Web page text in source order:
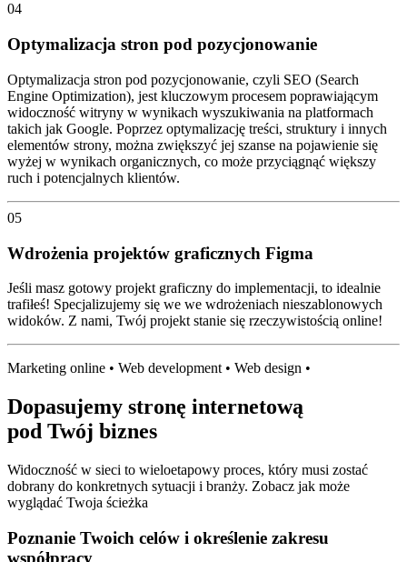
04
Optymalizacja stron pod pozycjonowanie
Optymalizacja stron pod pozycjonowanie, czyli SEO (Search
Engine Optimization), jest kluczowym procesem poprawiającym
widoczność witryny w wynikach wyszukiwania na platformach
takich jak Google. Poprzez optymalizację treści, struktury i innych
elementów strony, można zwiększyć jej szanse na pojawienie się
wyżej w wynikach organicznych, co może przyciągnąć większy
ruch i potencjalnych klientów.
05
Wdrożenia projektów graficznych Figma
Jeśli masz gotowy projekt graficzny do implementacji, to idealnie
trafiłeś! Specjalizujemy się we we wdrożeniach nieszablonowych
widoków. Z nami, Twój projekt stanie się rzeczywistością online!
Marketing online • Web development • Web design •
Dopasujemy stronę internetową
pod Twój biznes
Widoczność w sieci to wieloetapowy proces, który musi zostać
dobrany do konkretnych sytuacji i branży. Zobacz jak może
wyglądać Twoja ścieżka
Poznanie Twoich celów i określenie zakresu
współpracy